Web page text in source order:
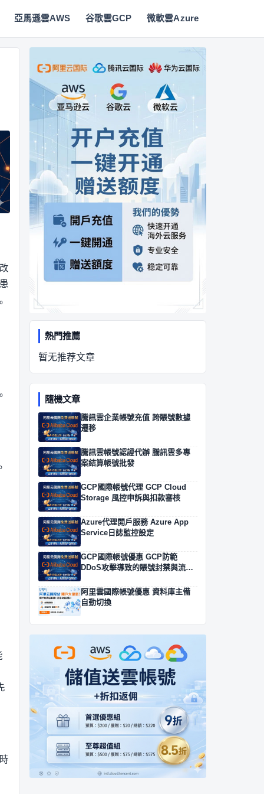
亞馬遜雲AWS 谷歌雲GCP 微軟雲Azure
熱門推薦
暂无推荐文章
隨機文章
騰訊雲企業帳號充值 跨賬號數據
遷移
騰訊雲帳號認證代辦 騰訊雲多專
案結算帳號批發
GCP國際帳號代理 GCP Cloud
Storage 風控申訴與扣款審核
Azure代理開戶服務 Azure App
Service日誌監控設定
GCP國際帳號優惠 GCP防範
DDoS攻擊導致的賬號封禁與流量
阿里雲國際帳號優惠 資料庫主備
自動切換